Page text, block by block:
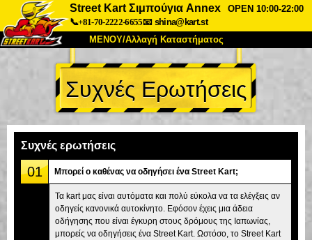
Street Kart Σιμπούγια Annex
OPEN 10:00-22:00
📞+81-70-2222-6655📧 shina@kart.st
ΜΕΝΟΥ/Αλλαγή Καταστήματος
ΚΥΡΙΩΣ
Σχετικά Προδιαγραφές Τιμές
Συχνές Ερωτήσεις
Εταιρεία
Αλλαγή Καταστήματος
Τόκιο Σινάγαουα #1 Τόκιο Ακίχαμπαρα #1
Τόκιο Ακίχαμπαρα #2 Τόκιο Σιμπούγια
Τόκιο Σιμπούγια Annex Τόκιο Κόλπος
Συχνές Ερωτήσεις
Συχνές ερωτήσεις
01 Μπορεί ο καθένας να οδηγήσει ένα Street Kart;
Τα kart μας είναι αυτόματα και πολύ εύκολα να τα ελέγξεις αν
οδηγείς κανονικά αυτοκίνητο. Εφόσον έχεις μια άδεια
οδήγησης που είναι έγκυρη στους δρόμους της Ιαπωνίας,
μπορείς να οδηγήσεις ένα Street Kart. Ωστόσο, το Street Kart